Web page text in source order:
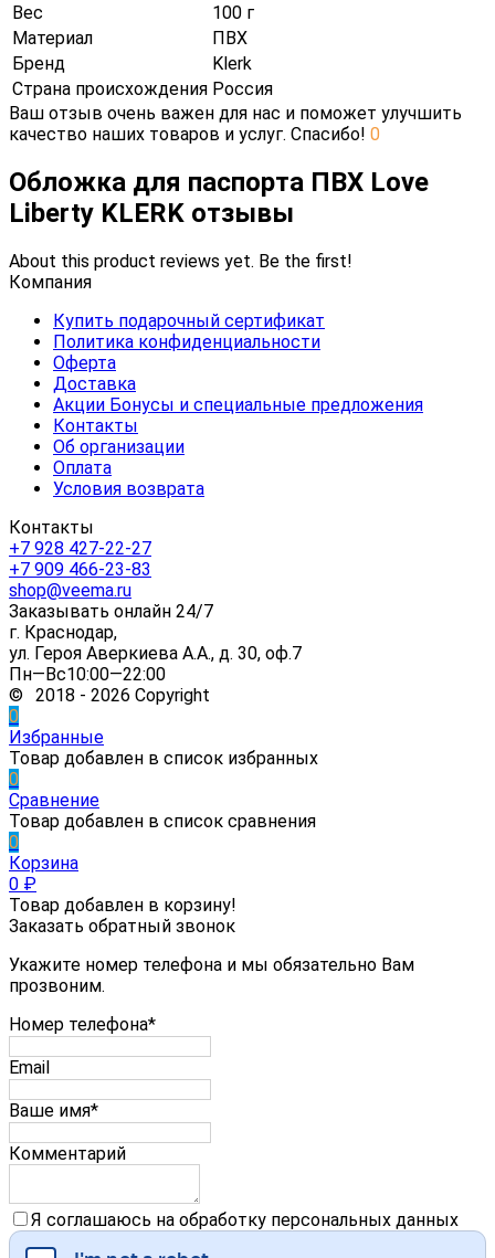
Вес
100 г
Материал
ПВХ
Бренд
Klerk
Страна происхождения Россия
Ваш отзыв очень важен для нас и поможет улучшить
качество наших товаров и услуг. Спасибо! 0
Обложка для паспорта ПВХ Love
Liberty KLERK отзывы
About this product reviews yet. Be the first!
Компания
Купить подарочный сертификат
Политика конфиденциальности
Оферта
Доставка
Акции Бонусы и специальные предложения
Контакты
Об организации
Оплата
Условия возврата
Контакты
+7 928 427-22-27
+7 909 466-23-83
shop@veema.ru
Заказывать онлайн 24/7
г. Краснодар,
ул. Героя Аверкиева А.А., д. 30, оф.7
Пн—Вс10:00—22:00
© 2018 - 2026 Copyright
0
Избранные
Товар добавлен в список избранных
0
Сравнение
Товар добавлен в список сравнения
0
Корзина
0 ₽
Товар добавлен в корзину!
Заказать обратный звонок
Укажите номер телефона и мы обязательно Вам
прозвоним.
Номер телефона*
Email
Ваше имя*
Комментарий
Я соглашаюсь на обработку персональных данных